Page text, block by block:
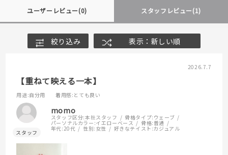
ユーザーレビュー(0) スタッフレビュー(1)
絞り込み 表示：新しい順
2026.7.7
【重ねて映える一本】
用途:自分用 着用感:とても良い
momo
スタッフ区分:本社スタッフ 骨格タイプ: ウェーブ
パーソナルカラー:イエローベース 骨格:普通
年代: 20代 性別: 女性 好きなテイスト:カジュアル